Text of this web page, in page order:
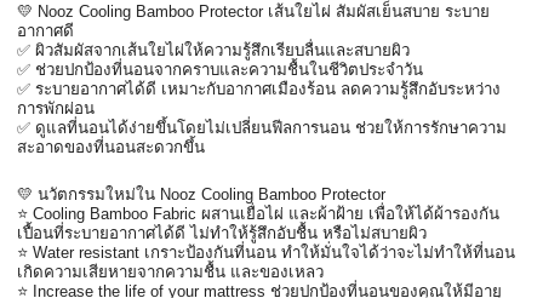
💛 Nooz Cooling Bamboo Protector เส้นใยไผ่ สัมผัสเย็นสบาย ระบาย
อากาศดี
✅ ผิวสัมผัสจากเส้นใยไผ่ให้ความรู้สึกเรียบลื่นและสบายผิว
✅ ช่วยปกป้องที่นอนจากคราบและความชื้นในชีวิตประจำวัน
✅ ระบายอากาศได้ดี เหมาะกับอากาศเมืองร้อน ลดความรู้สึกอับระหว่าง
การพักผ่อน
✅ ดูแลที่นอนได้ง่ายขึ้นโดยไม่เปลี่ยนฟีลการนอน ช่วยให้การรักษาความ
สะอาดของที่นอนสะดวกขึ้น
💛 นวัตกรรมใหม่ใน Nooz Cooling Bamboo Protector
⭐ Cooling Bamboo Fabric ผสานเยื่อไผ่ และผ้าฝ้าย เพื่อให้ได้ผ้ารองกัน
เปื้อนที่ระบายอากาศได้ดี ไม่ทำให้รู้สึกอับชื้น หรือไม่สบายผิว
⭐ Water resistant เกราะป้องกันที่นอน ทำให้มั่นใจได้ว่าจะไม่ทำให้ที่นอน
เกิดความเสียหายจากความชื้น และของเหลว
⭐ Increase the life of your mattress ช่วยปกป้องที่นอนของคุณให้มีอายุ